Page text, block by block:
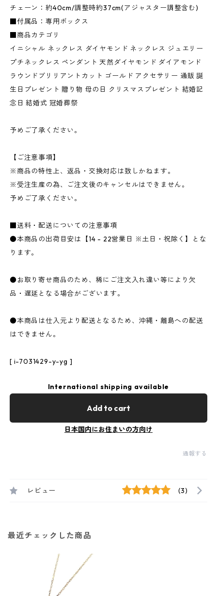
チェーン：約40cm/調整時約37cm(アジャスター調整含む)
■付属品：専用ボックス
■商品カテゴリ
イニシャル ネックレス ダイヤモンド ネックレス ジュエリー
プチネックレス ペンダント 天然ダイヤモンド ダイアモンド
ラウンドブリリアントカット ゴールド アクセサリー 通販 誕
生日プレゼント 贈り物 母の日 クリスマスプレゼント 結婚記
念日 結婚式 冠婚葬祭
予めご了承ください。
【ご注意事項】
※商品の特性上、返品・交換対応は致しかねます。
※受注生産の為、ご注文後のキャンセルはできません。
予めご了承ください。
■送料・配送についての注意事項
●本商品の出荷目安は【14 - 22営業日 ※土日・祝除く】とな
ります。
●お取り寄せ商品のため、稀にご注文入れ違い等により欠
品・遅延となる場合がございます。
●本商品は仕入元より配送となるため、沖縄・離島への配送
はできません。
[ i-7031429-y-yg ]
International shipping available
Add to cart
日本国内にお住まいの方向け
通報する
レビュー (3)
最近チェックした商品